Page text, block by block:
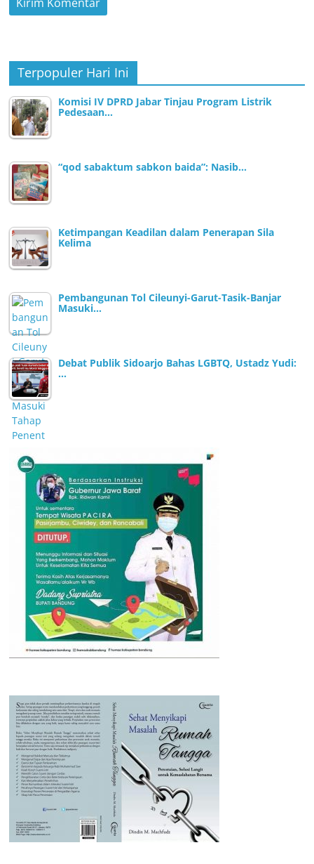
Terpopuler Hari Ini
Komisi IV DPRD Jabar Tinjau Program Listrik
Pedesaan…
“qod sabaktum sabkon baida”: Nasib…
Ketimpangan Keadilan dalam Penerapan Sila
Kelima
Pembangunan Tol Cileunyi-Garut-Tasik-Banjar
Masuki…
Debat Publik Sidoarjo Bahas LGBTQ, Ustadz Yudi:
…